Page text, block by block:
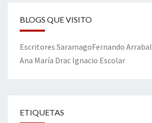
BLOGS QUE VISITO
Escritores SaramagoFernando Arrabal
Ana María Drac Ignacio Escolar
ETIQUETAS